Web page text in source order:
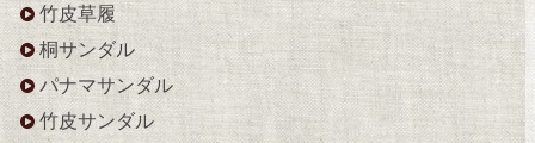
竹皮草履
桐サンダル
パナマサンダル
竹皮サンダル